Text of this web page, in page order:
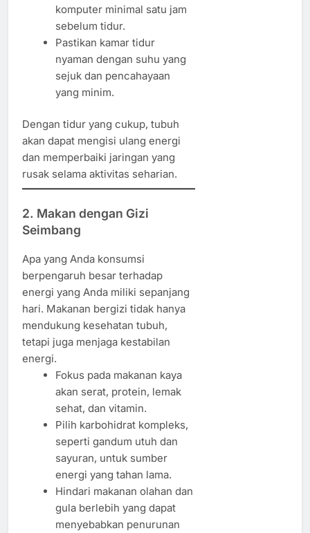
komputer minimal satu jam
sebelum tidur.
Pastikan kamar tidur
nyaman dengan suhu yang
sejuk dan pencahayaan
yang minim.
Dengan tidur yang cukup, tubuh
akan dapat mengisi ulang energi
dan memperbaiki jaringan yang
rusak selama aktivitas seharian.
2. Makan dengan Gizi
Seimbang
Apa yang Anda konsumsi
berpengaruh besar terhadap
energi yang Anda miliki sepanjang
hari. Makanan bergizi tidak hanya
mendukung kesehatan tubuh,
tetapi juga menjaga kestabilan
energi.
Fokus pada makanan kaya
akan serat, protein, lemak
sehat, dan vitamin.
Pilih karbohidrat kompleks,
seperti gandum utuh dan
sayuran, untuk sumber
energi yang tahan lama.
Hindari makanan olahan dan
gula berlebih yang dapat
menyebabkan penurunan